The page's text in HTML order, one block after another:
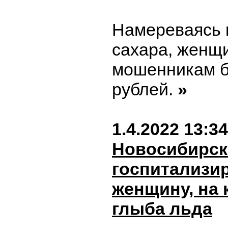
Намереваясь
сахара,
мошенникам
рублей. »
1.4.2022 13:34
женщину, на
глыба льда